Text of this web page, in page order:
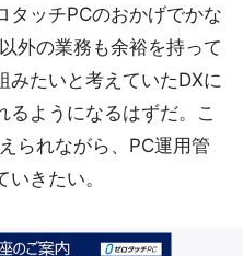
タッチPCのおかげでかな
外の業務も余裕を持って
みたいと考えていたDXに
ようになるはずだ。こ
られながら、PC運用管
きたい。